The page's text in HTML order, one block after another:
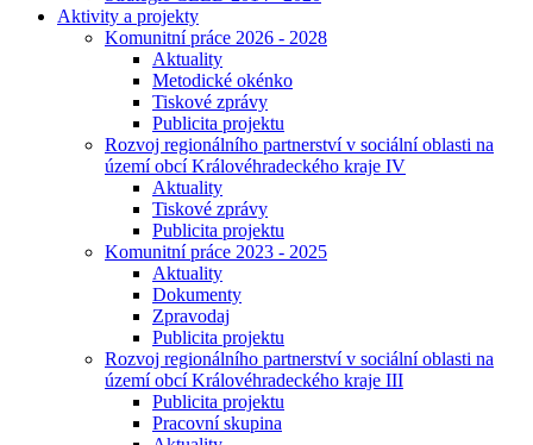
Aktivity a projekty
Komunitní práce 2026 - 2028
Aktuality
Metodické okénko
Tiskové zprávy
Publicita projektu
Rozvoj regionálního partnerství v sociální oblasti na
území obcí Královéhradeckého kraje IV
Aktuality
Tiskové zprávy
Publicita projektu
Komunitní práce 2023 - 2025
Aktuality
Dokumenty
Zpravodaj
Publicita projektu
Rozvoj regionálního partnerství v sociální oblasti na
území obcí Královéhradeckého kraje III
Publicita projektu
Pracovní skupina